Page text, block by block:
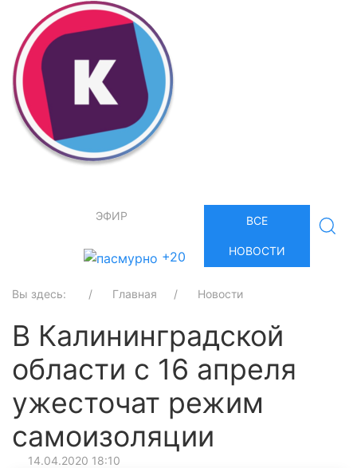
ЭФИР
+20
ВСЕ
НОВОСТИ
Вы здесь: Главная Новости
В Калининградской
области с 16 апреля
ужесточат режим
самоизоляции
14.04.2020 18:10